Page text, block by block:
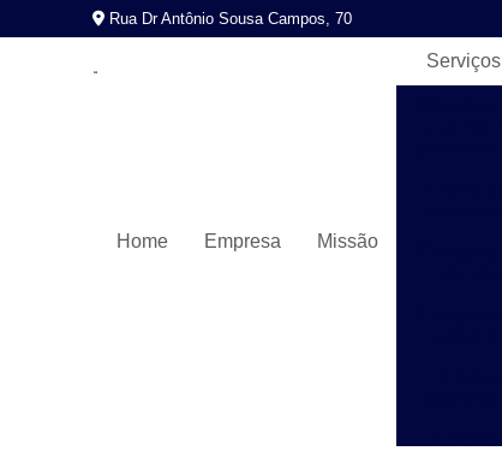
Rua Dr Antônio Sousa Campos, 70
Home Empresa Missão
Serviços